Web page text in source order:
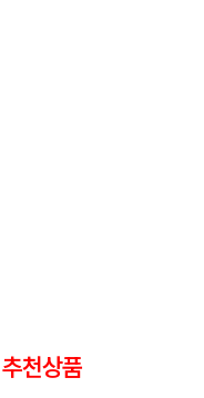
추천상품